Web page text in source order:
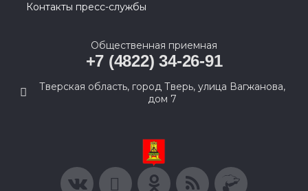
Контакты пресс-службы
Общественная приемная
+7 (4822) 34-26-91
Тверская область, город Тверь, улица Вагжанова,
дом 7